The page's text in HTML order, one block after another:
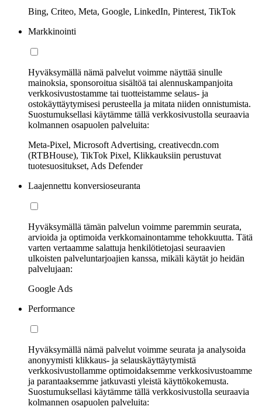
Bing, Criteo, Meta, Google, LinkedIn, Pinterest, TikTok
Markkinointi
Hyväksymällä nämä palvelut voimme näyttää sinulle
mainoksia, sponsoroitua sisältöä tai alennuskampanjoita
verkkosivustostamme tai tuotteistamme selaus- ja
ostokäyttäytymisesi perusteella ja mitata niiden onnistumista.
Suostumuksellasi käytämme tällä verkkosivustolla seuraavia
kolmannen osapuolen palveluita:
Meta-Pixel, Microsoft Advertising, creativecdn.com
(RTBHouse), TikTok Pixel, Klikkauksiin perustuvat
tuotesuositukset, Ads Defender
Laajennettu konversioseuranta
Hyväksymällä tämän palvelun voimme paremmin seurata,
arvioida ja optimoida verkkomainontamme tehokkuutta. Tätä
varten vertaamme salattuja henkilötietojasi seuraavien
ulkoisten palveluntarjoajien kanssa, mikäli käytät jo heidän
palvelujaan:
Google Ads
Performance
Hyväksymällä nämä palvelut voimme seurata ja analysoida
anonyymisti klikkaus- ja selauskäyttäytymistä
verkkosivustollamme optimoidaksemme verkkosivustoamme
ja parantaaksemme jatkuvasti yleistä käyttökokemusta.
Suostumuksellasi käytämme tällä verkkosivustolla seuraavia
kolmannen osapuolen palveluita: